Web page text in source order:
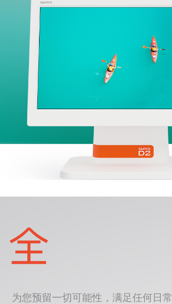
为您预留一切可能性，满足任何日常